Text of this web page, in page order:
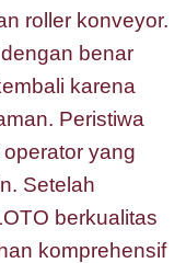
roller konveyor.
benar
karena
Peristiwa
yang
Setelah
berkualitas
komprehensif